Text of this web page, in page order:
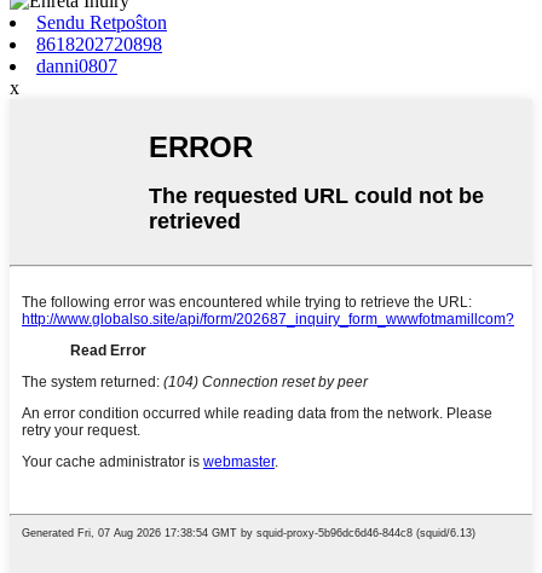
Sendu Retpoŝton
8618202720898
danni0807
x